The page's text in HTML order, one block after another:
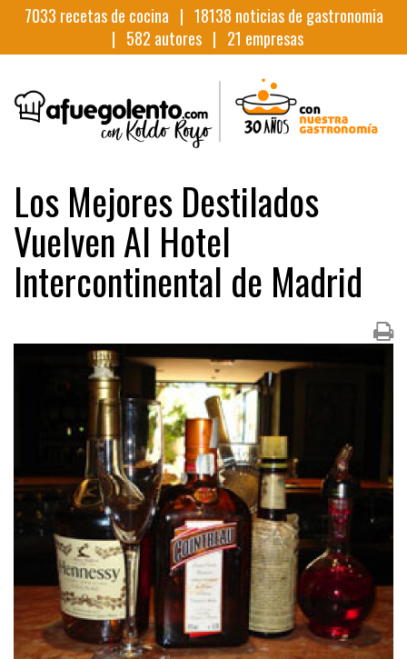
7033 recetas de cocina | 18138 noticias de gastronomia
| 582 autores | 21 empresas
Los Mejores Destilados
Vuelven Al Hotel
Intercontinental de Madrid